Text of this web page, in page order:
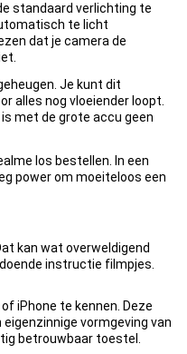
standaard verlichting te
te licht
dat je camera de
Je kunt dit
alles nog vloeiender loopt.
met de grote accu geen
los bestellen. In een
power om moeiteloos een
kan wat overweldigend
instructie filmpjes.
iPhone te kennen. Deze
vormgeving van
betrouwbaar toestel.